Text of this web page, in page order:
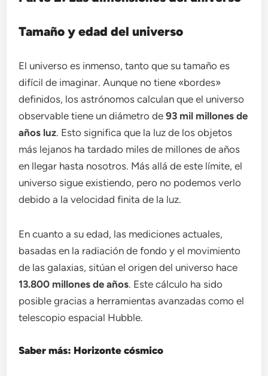
Tamaño y edad del universo
El universo es inmenso, tanto que su tamaño es
difícil de imaginar. Aunque no tiene «bordes»
definidos, los astrónomos calculan que el universo
observable tiene un diámetro de93 mil millones de
años luz. Esto significa que la luz de los objetos
más lejanos ha tardado miles de millones de años
en llegar hasta nosotros. Más allá de este límite, el
universo sigue existiendo, pero no podemos verlo
debido a la velocidad finita de la luz.
En cuanto a su edad, las mediciones actuales,
basadas en la radiación de fondo y el movimiento
de las galaxias, sitúan el origen del universo hace
13.800 millones de años. Este cálculo ha sido
posible gracias a herramientas avanzadas como el
telescopio espacial Hubble.
Saber más: Horizonte cósmico